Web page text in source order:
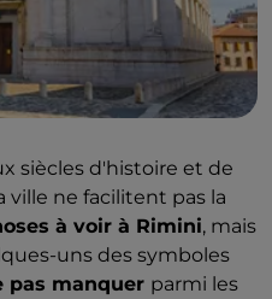
siècles d'histoire et de
ville ne facilitent pas la
à voir à Rimini, mais
uns des symboles
pas manquer parmi les